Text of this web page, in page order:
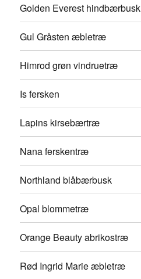
Golden Everest hindbærbusk
Gul Gråsten æbletræ
Himrod grøn vindruetræ
Is fersken
Lapins kirsebærtræ
Nana ferskentræ
Northland blåbærbusk
Opal blommetræ
Orange Beauty abrikostræ
Rød Ingrid Marie æbletræ